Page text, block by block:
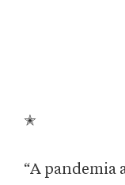
✭
“A pandemia